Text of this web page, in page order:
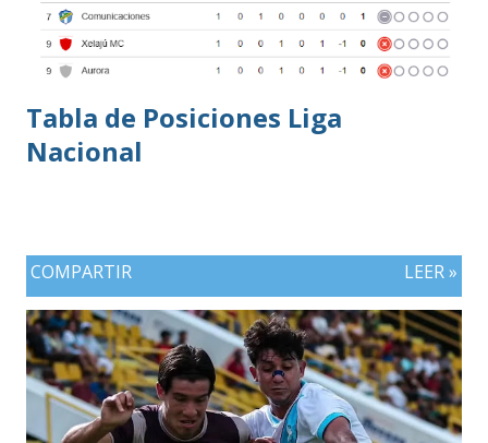
Tabla de Posiciones Liga
Nacional
COMPARTIR LEER »